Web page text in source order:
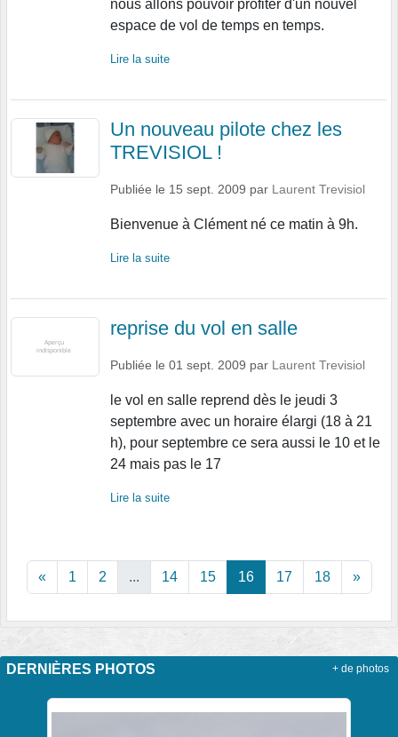
nous allons pouvoir profiter d'un nouvel
espace de vol de temps en temps.
Lire la suite
Un nouveau pilote chez les
TREVISIOL !
Publiée le 15 sept. 2009 par Laurent Trevisiol
Bienvenue à Clément né ce matin à 9h.
Lire la suite
reprise du vol en salle
Publiée le 01 sept. 2009 par Laurent Trevisiol
le vol en salle reprend dès le jeudi 3
septembre avec un horaire élargi (18 à 21
h), pour septembre ce sera aussi le 10 et le
24 mais pas le 17
Lire la suite
« 1 2 ... 14 15 16 17 18 »
DERNIÈRES PHOTOS + de photos